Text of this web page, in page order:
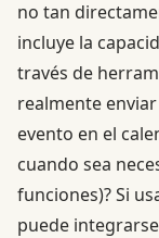
no tan
incluye la
través de
realmente
evento en el
cuando sea
funciones)? Si
puede